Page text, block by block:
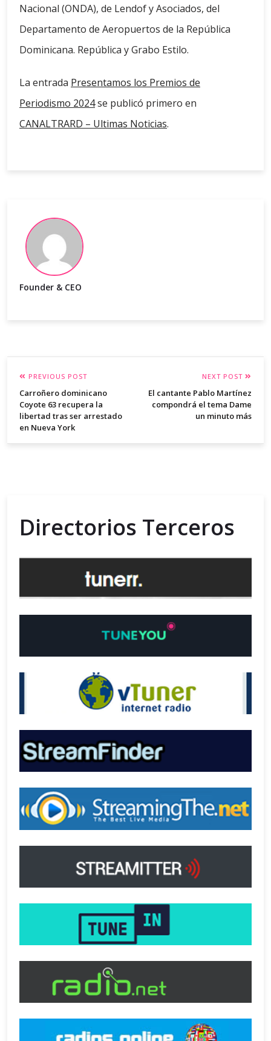
Nacional (ONDA), de Lendof y Asociados, del
Departamento de Aeropuertos de la República
Dominicana. República y Grabo Estilo.
La entrada Presentamos los Premios de
Periodismo 2024se publicó primero en
CANALTRARD – Ultimas Noticias.
Founder & CEO
PREVIOUS POST
Carroñero dominicano
Coyote 63 recupera la
libertad tras ser arrestado
en Nueva York
NEXT POST
El cantante Pablo Martínez
compondrá el tema Dame
un minuto más
Directorios Terceros